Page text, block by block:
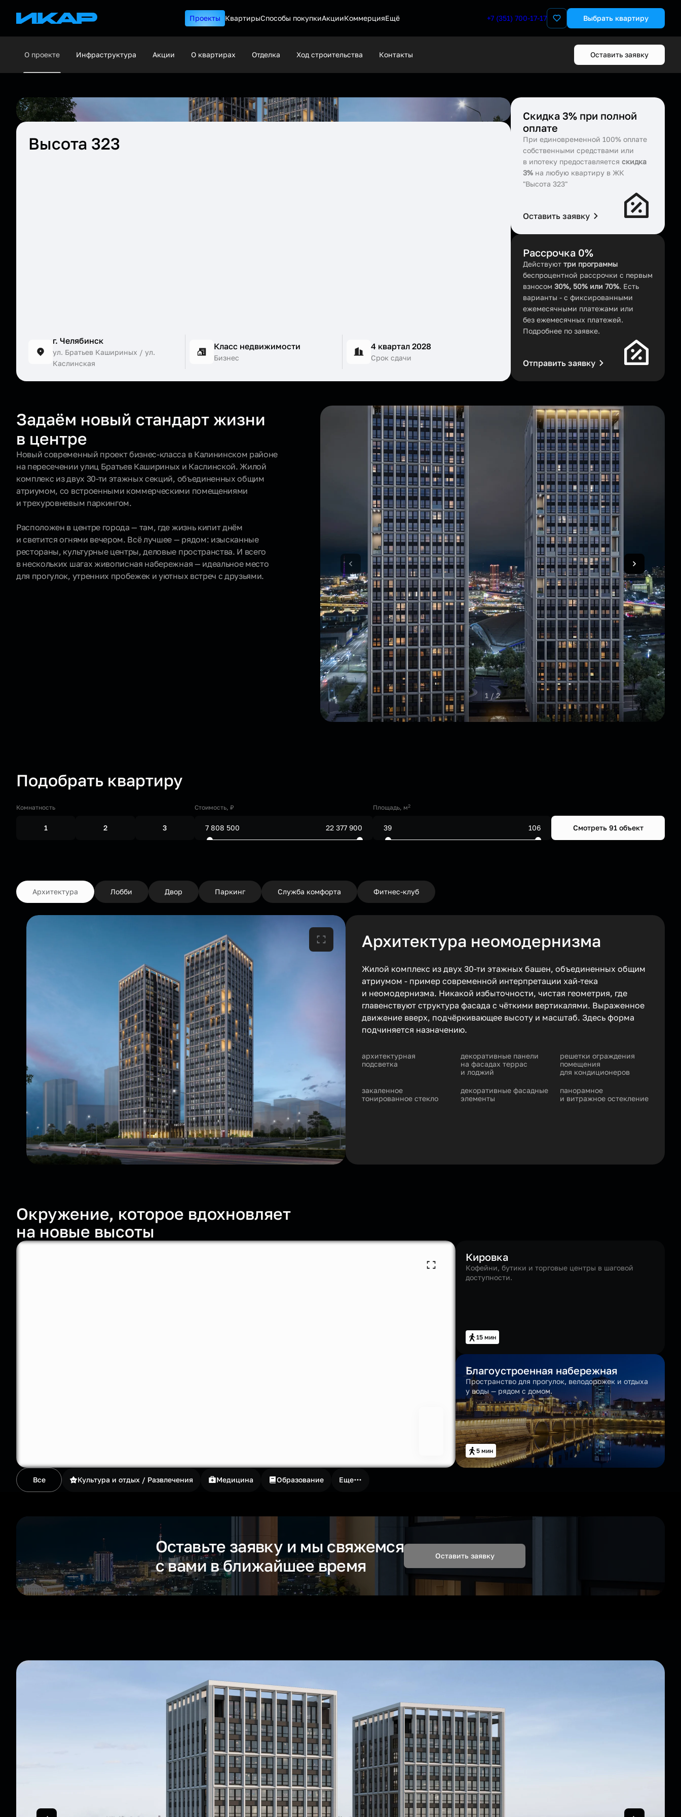
О проекте Инфраструктура Акции О квартирах Отделка Ход строительства Контакты Оставить заявку
Проекты КвартирыСпособы покупкиАкцииКоммерцияЕщё +7 (351) 700-17-17 Выбрать квартиру
Высота 323
г. Челябинск
ул. Братьев Кашириных / ул.
Каслинская
Класс недвижимости
Бизнес
4 квартал 2028
Срок сдачи
Скидка 3% при полной
оплате
При единовременной 100% оплате
собственными средствами или
в ипотеку предоставляется скидка
3% на любую квартиру в ЖК
"Высота 323"
Оставить заявку
Рассрочка 0%
Действуют три программы
беспроцентной рассрочки с первым
взносом 30%, 50% или 70%. Есть
варианты - с фиксированными
ежемесячными платежами или
без ежемесячных платежей.
Подробнее по заявке.
Отправить заявку
Задаём новый стандарт жизни
в центре
Новый современный проект бизнес-класса в Калининском районе
на пересечении улиц Братьев Кашириных и Каслинской. Жилой
комплекс из двух 30-ти этажных секций, объединенных общим
атриумом, со встроенными коммерческими помещениями
и трехуровневым паркингом.
Расположен в центре города — там, где жизнь кипит днём
и светится огнями вечером. Всё лучшее — рядом: изысканные
рестораны, культурные центры, деловые пространства. И всего
в нескольких шагах живописная набережная — идеальное место
для прогулок, утренних пробежек и уютных встреч с друзьями.
1 / 2
Подобрать квартиру
Комнатность
1 2 3
Стоимость, ₽ Площадь, м2
Смотреть 91 объект
Архитектура Лобби Двор Паркинг Служба комфорта Фитнес-клуб
Архитектура неомодернизма
Жилой комплекс из двух 30-ти этажных башен, объединенных общим
атриумом - пример современной интерпретации хай-тека
и неомодернизма. Никакой избыточности, чистая геометрия, где
главенствуют структура фасада с чёткими вертикалями. Выраженное
движение вверх, подчёркивающее высоту и масштаб. Здесь форма
подчиняется назначению.
архитектурная
подсветка
декоративные панели
на фасадах террас
и лоджий
решетки ограждения
помещения
для кондиционеров
закаленное
тонированное стекло
декоративные фасадные
элементы
панорамное
и витражное остекление
Окружение, которое вдохновляет
на новые высоты
Все Культура и отдых / Развлечения Медицина Образование Еще
Кировка
Кофейни, бутики и торговые центры в шаговой
доступности.
15 мин
Благоустроенная набережная
Пространство для прогулок, велодорожек и отдыха
у воды — рядом с домом.
5 мин
Оставьте заявку и мы свяжемся
с вами в ближайшее время
Оставить заявку